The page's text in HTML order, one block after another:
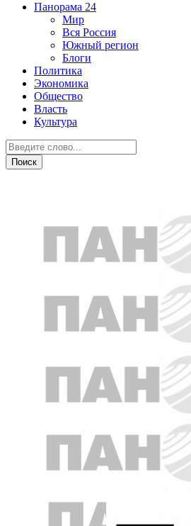
Панорама 24
Мир
Вся Россия
Южный регион
Блоги
Политика
Экономика
Общество
Власть
Культура